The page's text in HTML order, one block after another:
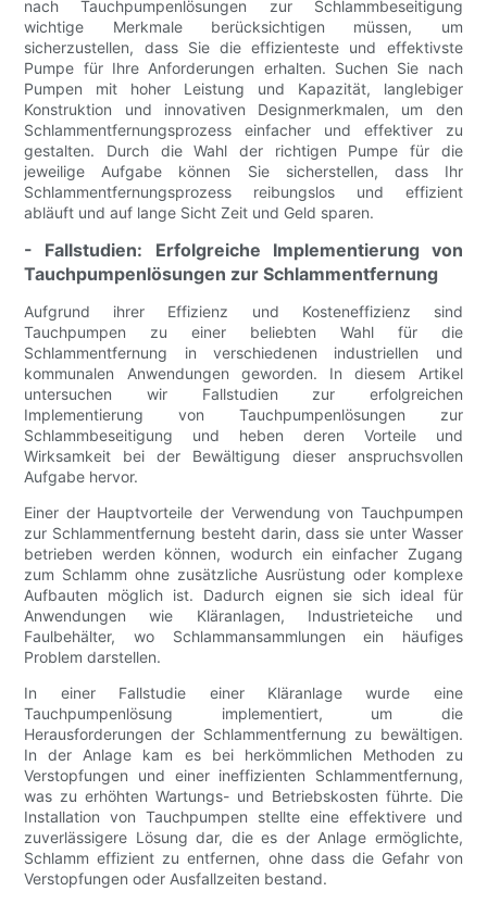
nach Tauchpumpenlösungen zur Schlammbeseitigung
wichtige Merkmale berücksichtigen müssen, um
sicherzustellen, dass Sie die effizienteste und effektivste
Pumpe für Ihre Anforderungen erhalten. Suchen Sie nach
Pumpen mit hoher Leistung und Kapazität, langlebiger
Konstruktion und innovativen Designmerkmalen, um den
Schlammentfernungsprozess einfacher und effektiver zu
gestalten. Durch die Wahl der richtigen Pumpe für die
jeweilige Aufgabe können Sie sicherstellen, dass Ihr
Schlammentfernungsprozess reibungslos und effizient
abläuft und auf lange Sicht Zeit und Geld sparen.
- Fallstudien: Erfolgreiche Implementierung von
Tauchpumpenlösungen zur Schlammentfernung
Aufgrund ihrer Effizienz und Kosteneffizienz sind
Tauchpumpen zu einer beliebten Wahl für die
Schlammentfernung in verschiedenen industriellen und
kommunalen Anwendungen geworden. In diesem Artikel
untersuchen wir Fallstudien zur erfolgreichen
Implementierung von Tauchpumpenlösungen zur
Schlammbeseitigung und heben deren Vorteile und
Wirksamkeit bei der Bewältigung dieser anspruchsvollen
Aufgabe hervor.
Einer der Hauptvorteile der Verwendung von Tauchpumpen
zur Schlammentfernung besteht darin, dass sie unter Wasser
betrieben werden können, wodurch ein einfacher Zugang
zum Schlamm ohne zusätzliche Ausrüstung oder komplexe
Aufbauten möglich ist. Dadurch eignen sie sich ideal für
Anwendungen wie Kläranlagen, Industrieteiche und
Faulbehälter, wo Schlammansammlungen ein häufiges
Problem darstellen.
In einer Fallstudie einer Kläranlage wurde eine
Tauchpumpenlösung implementiert, um die
Herausforderungen der Schlammentfernung zu bewältigen.
In der Anlage kam es bei herkömmlichen Methoden zu
Verstopfungen und einer ineffizienten Schlammentfernung,
was zu erhöhten Wartungs- und Betriebskosten führte. Die
Installation von Tauchpumpen stellte eine effektivere und
zuverlässigere Lösung dar, die es der Anlage ermöglichte,
Schlamm effizient zu entfernen, ohne dass die Gefahr von
Verstopfungen oder Ausfallzeiten bestand.